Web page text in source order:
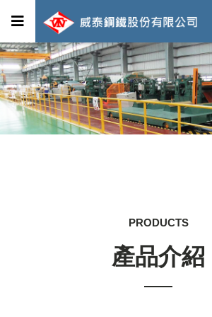
PRODUCTS
產品介紹